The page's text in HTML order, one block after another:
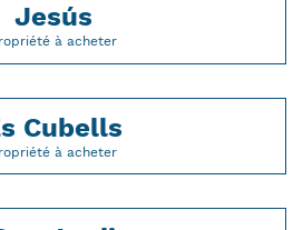
Jesús
à acheter
Cubells
à acheter